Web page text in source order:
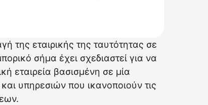
της εταιρικής της ταυτότητας σε
σήμα έχει σχεδιαστεί για να
εταιρεία βασισμένη σε μία
υπηρεσιών που ικανοποιούν τις